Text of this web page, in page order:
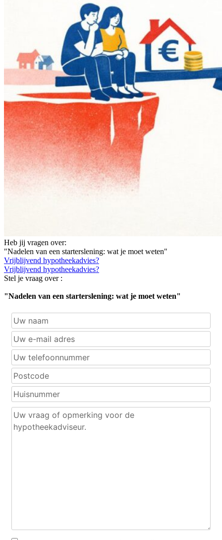
Heb jij vragen over:
"Nadelen van een starterslening: wat je moet weten"
Vrijblijvend hypotheekadvies?
Vrijblijvend hypotheekadvies?
Stel je vraag over :
"Nadelen van een starterslening: wat je moet weten"